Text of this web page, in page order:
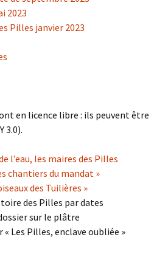
2023
Pilles janvier 2023
en licence libre : ils peuvent être
3.0).
l’eau, les maires des Pilles
chantiers du mandat »
des Tuilières »
des Pilles par dates
sur le plâtre
« Les Pilles, enclave oubliée »